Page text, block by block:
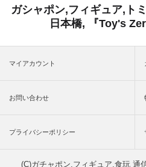
ガシャポン,フィギュア,ト
日本橋, 『Toy's
マイアカウント
お問い合わせ
プライバシーポリシー
(C)ガチャポン,フィギュア,食玩 通